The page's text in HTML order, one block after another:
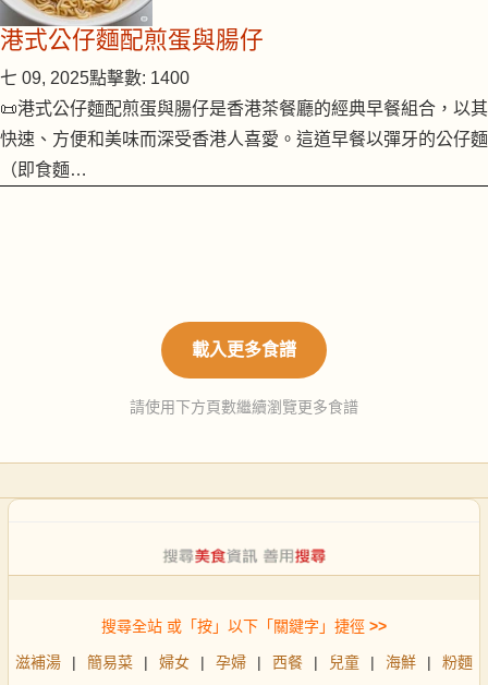
港式公仔麵配煎蛋與腸仔
七 09, 2025點擊數: 1400
📜港式公仔麵配煎蛋與腸仔是香港茶餐廳的經典早餐組合，以其
快速、方便和美味而深受香港人喜愛。這道早餐以彈牙的公仔麵
（即食麵…
載入更多食譜
請使用下方頁數繼續瀏覽更多食譜
搜尋全站 或「按」以下「關鍵字」捷徑 >>
滋補湯 | 簡易菜 | 婦女 | 孕婦 | 西餐 | 兒童 | 海鮮 |
粉麵